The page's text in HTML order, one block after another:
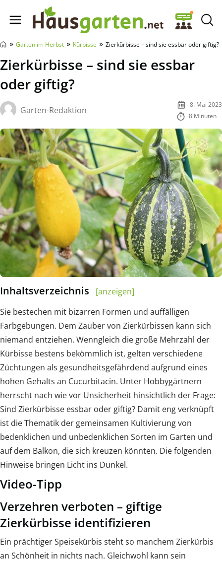
Hausgarten.net
» Garten im Herbst » Kürbisse » Zierkürbisse – sind sie essbar oder giftig?
Zierkürbisse – sind sie essbar
oder giftig?
Garten-Redaktion
8. Mai 2023
8 Minuten
Inhaltsverzeichnis
[anzeigen]
Sie bestechen mit bizarren Formen und auffälligen
Farbgebungen. Dem Zauber von Zierkürbissen kann sich
niemand entziehen. Wenngleich die große Mehrzahl der
Kürbisse bestens bekömmlich ist, gelten verschiedene
Züchtungen als gesundheitsgefährdend aufgrund eines
hohen Gehalts an Cucurbitacin. Unter Hobbygärtnern
herrscht nach wie vor Unsicherheit hinsichtlich der Frage:
Sind Zierkürbisse essbar oder giftig? Damit eng verknüpft
ist die Thematik der gemeinsamen Kultivierung von
bedenklichen und unbedenklichen Sorten im Garten und
auf dem Balkon, die sich kreuzen könnten. Die folgenden
Hinweise bringen Licht ins Dunkel.
Video-Tipp
Verzehren verboten – giftige
Zierkürbisse identifizieren
Ein prächtiger Speisekürbis steht so manchem Zierkürbis
an Schönheit in nichts nach. Gleichwohl kann sein